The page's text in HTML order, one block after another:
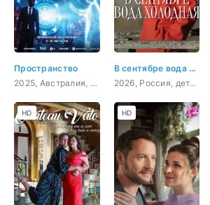
Пространство
2025, Австралия, фантастика, триллер, криминал
В сентябре вода холодная
2026, Россия, детектив, криминал
HD HD